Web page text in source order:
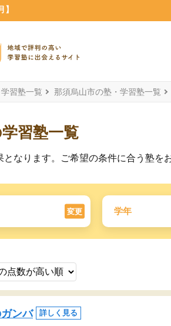
習塾一覧 那須烏山市の塾・学習塾一覧
習塾一覧
なります。ご希望の条件に合う塾を
変更 学年
ンバ 詳しく見る